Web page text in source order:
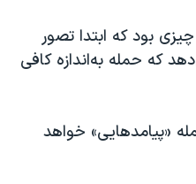
ایران بود که ابتدا تصور
که حمله به‌اندازه کافی
«پیامدهایی» خواهد